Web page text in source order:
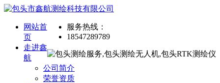
服务热线：
18547289789
网站首
页
走进鑫
航
公司简介
荣誉资质